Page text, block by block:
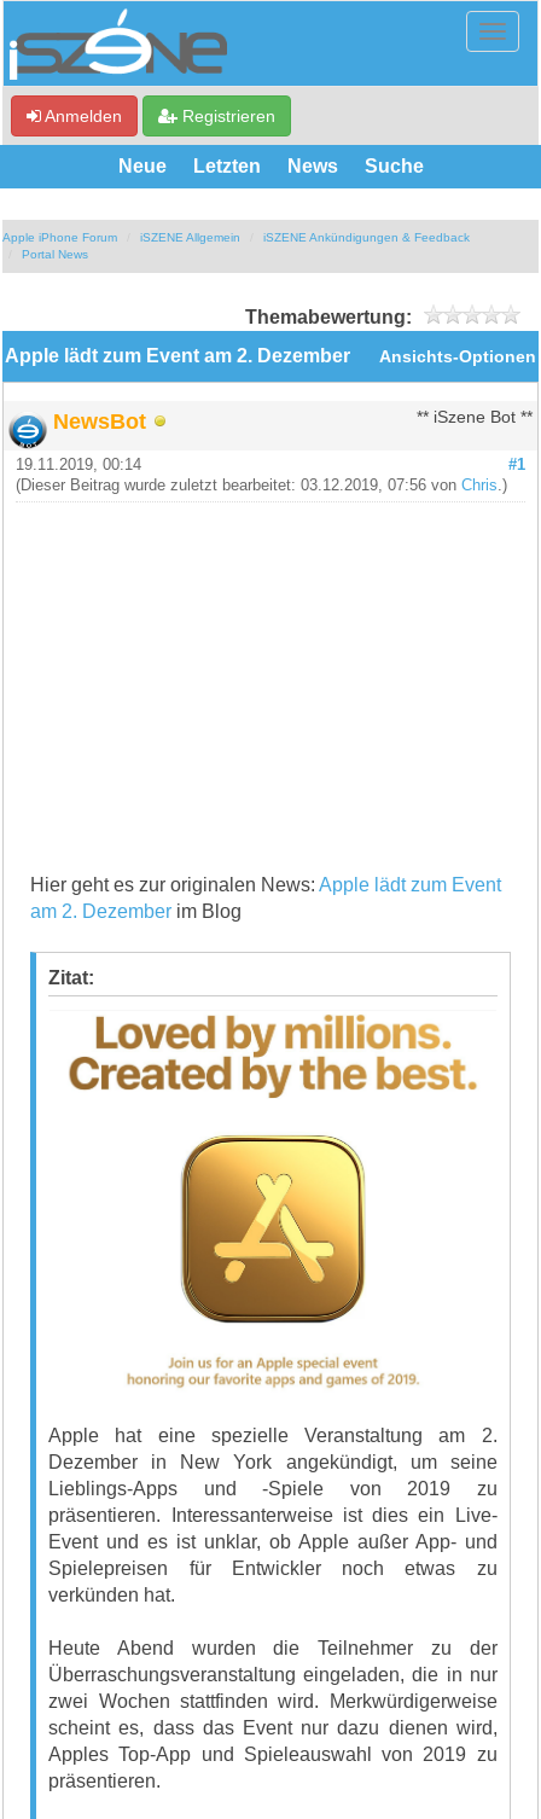
Anmelden Registrieren
Neue Letzten News Suche
Apple iPhone Forum iSZENE Allgemein
iSZENE Ankündigungen & Feedback
Portal News
Themabewertung:
Ansichts-Optionen
Apple lädt zum Event am 2. Dezember
NewsBot ** iSzene Bot **
#1
19.11.2019, 00:14
(Dieser Beitrag wurde zuletzt bearbeitet: 03.12.2019, 07:56 vonChris .)
Hier geht es zur originalen News:Apple lädt zum Event
am 2. Dezember im Blog
Zitat:
Apple hat eine spezielle Veranstaltung am 2.
Dezember in New York angekündigt, um seine
Lieblings-Apps und -Spiele von 2019 zu
präsentieren. Interessanterweise ist dies ein Live-
Event und es ist unklar, ob Apple außer App- und
Spielepreisen für Entwickler noch etwas zu
verkünden hat.
Heute Abend wurden die Teilnehmer zu der
Überraschungsveranstaltung eingeladen, die in nur
zwei Wochen stattfinden wird. Merkwürdigerweise
scheint es, dass das Event nur dazu dienen wird,
Apples Top-App und Spieleauswahl von 2019 zu
präsentieren.